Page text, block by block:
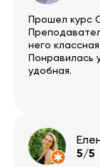
Прошел курс
него
Понравилась
удобная.
5/5